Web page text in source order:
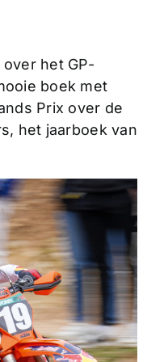
over het GP-
boek met
Prix over de
het jaarboek van